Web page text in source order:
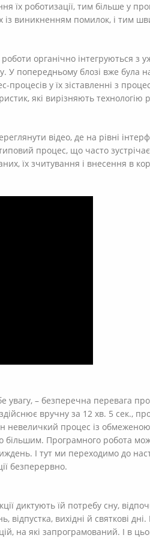
їх роботизації, тим більше у
із виникненням помилок, і тим
роботи органічно інтегруються
У попередньому блозі вже була
процесів у їх зіставленні з
які вирізняють технологію
відео, де на рівні
процес, що часто
їх зчитування і внесення в
увагу, – безперечна перевага
вручну за 12 хв. 5 сек.,
невеличкий процес із
більшим. Програмного робота
І тут ми переходимо до
безперервно.
диктують їй потребу сну,
відпустка, вихідні й святкові
на які запрограмований. І в